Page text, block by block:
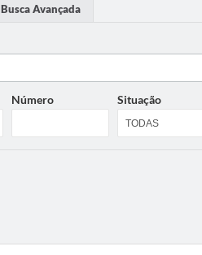
Busca Avançada
Número Situação